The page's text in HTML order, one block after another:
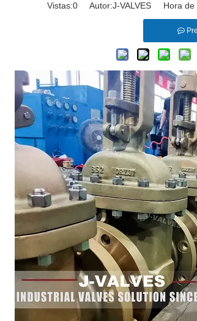
Vistas:0Autor:J-VALVES Hora de